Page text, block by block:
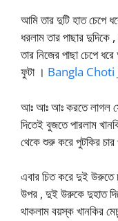
আমি তার দুটি হাত চেপে
ধরলাম তার পাছার দুদিকে
তার নিজের পাছা চেপে
ফুটা । Bangla Choti
আঃ আঃ আঃ করতে লাগল সে
দিতেই বুজতে পারলাম
থেকে শুরু করে পুটকির চার
এবার চিত করে দুই উরুতে
উপর , দুই উরুকে দুহাত
থাকলাম বয়স্ক খানকির